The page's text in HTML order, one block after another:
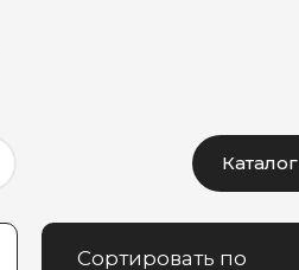
Каталог
Сортировать по